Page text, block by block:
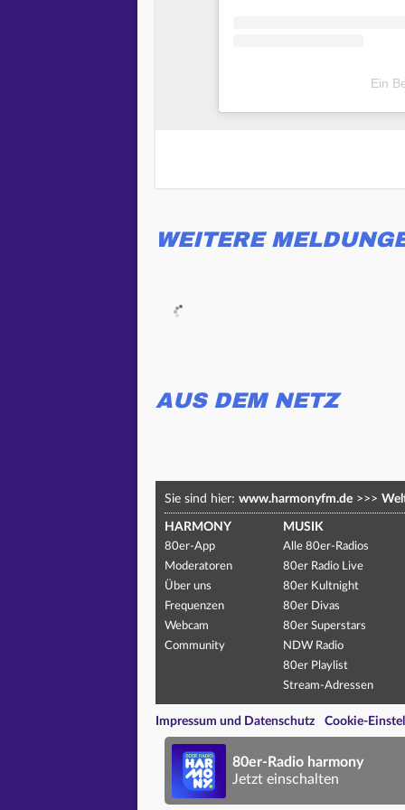
Ein
WEITERE
AUS DEM NETZ
Sie sind hier: www.harmonyfm.de >>>
HARMONY
80er-App
Moderatoren
Über uns
Frequenzen
Webcam
Community
MUSIK
Alle 80er-Radios
80er Radio Live
80er Kultnight
80er Divas
80er Superstars
NDW Radio
80er Playlist
Stream-Adressen
Impressum und Datenschutz Cookie-
80er-Radio harmony
Jetzt einschalten